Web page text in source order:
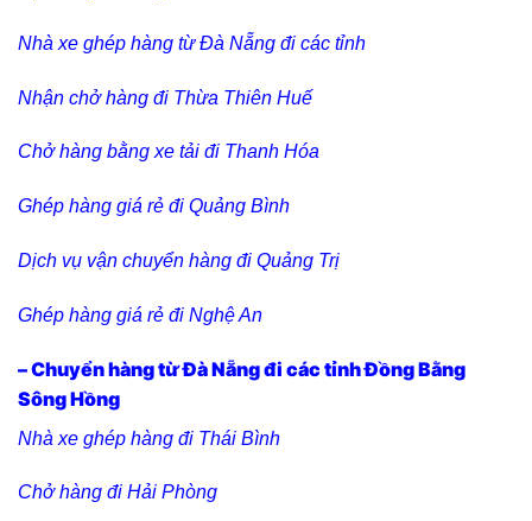
Nhà xe ghép hàng từ Đà Nẵng đi các tỉnh
Nhận chở hàng đi Thừa Thiên Huế
Chở hàng bằng xe tải đi Thanh Hóa
Ghép hàng giá rẻ đi Quảng Bình
Dịch vụ vận chuyển hàng đi Quảng Trị
Ghép hàng giá rẻ đi Nghệ An
– Chuyển hàng từ Đà Nẵng đi các tỉnh Đồng Bằng
Sông Hồng
Nhà xe ghép hàng đi Thái Bình
Chở hàng đi Hải Phòng